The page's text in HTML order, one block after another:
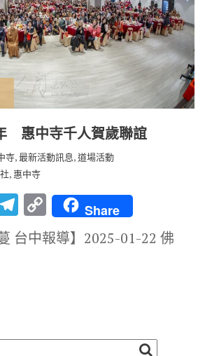
惠中寺千人賀歲聯誼
寺,最新活動訊息,道場活動
, 惠中寺
T
el
e
C
o
p
k
Share
台中報導】2025-01-22 佛